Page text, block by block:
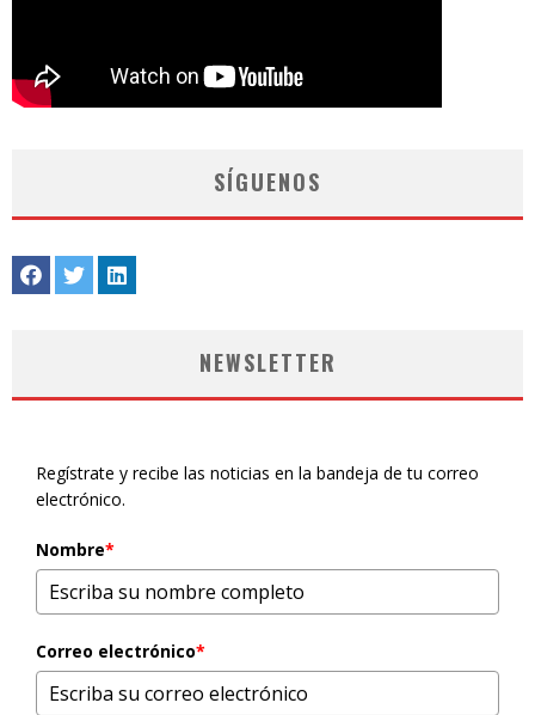
SÍGUENOS
NEWSLETTER
Regístrate y recibe las noticias en la bandeja de tu correo
electrónico.
Nombre*
Correo electrónico*